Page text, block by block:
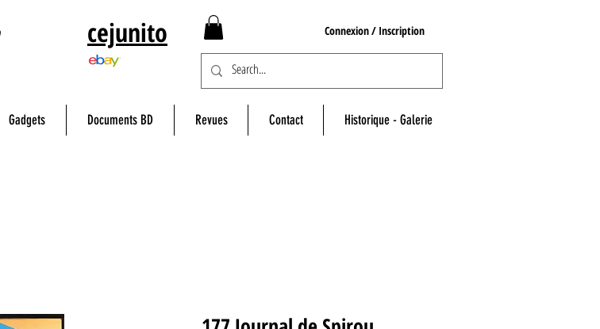
cejunito Connexion / Inscription
Gadgets Documents BD Revues Contact Historique - Galerie